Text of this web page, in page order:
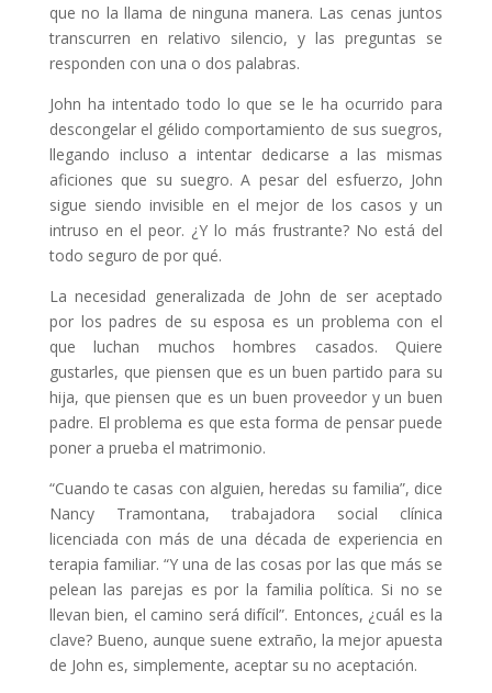
que no la llama de ninguna manera. Las cenas juntos
transcurren en relativo silencio, y las preguntas se
responden con una o dos palabras.
John ha intentado todo lo que se le ha ocurrido para
descongelar el gélido comportamiento de sus suegros,
llegando incluso a intentar dedicarse a las mismas
aficiones que su suegro. A pesar del esfuerzo, John
sigue siendo invisible en el mejor de los casos y un
intruso en el peor. ¿Y lo más frustrante? No está del
todo seguro de por qué.
La necesidad generalizada de John de ser aceptado
por los padres de su esposa es un problema con el
que luchan muchos hombres casados. Quiere
gustarles, que piensen que es un buen partido para su
hija, que piensen que es un buen proveedor y un buen
padre. El problema es que esta forma de pensar puede
poner a prueba el matrimonio.
“Cuando te casas con alguien, heredas su familia”, dice
Nancy Tramontana, trabajadora social clínica
licenciada con más de una década de experiencia en
terapia familiar. “Y una de las cosas por las que más se
pelean las parejas es por la familia política. Si no se
llevan bien, el camino será difícil”. Entonces, ¿cuál es la
clave? Bueno, aunque suene extraño, la mejor apuesta
de John es, simplemente, aceptar su no aceptación.